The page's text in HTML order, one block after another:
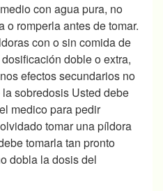
con agua pura, no
o romperla antes de tomar.
con o sin comida de
doble o extra,
efectos secundarios no
sobredosis Usted debe
medico para pedir
tomar una píldora
tomarla tan pronto
dobla la dosis del